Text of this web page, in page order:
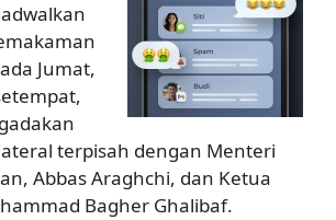
Jumat,
terpisah dengan Menteri
Abbas Araghchi, dan Ketua
Bagher Ghalibaf.